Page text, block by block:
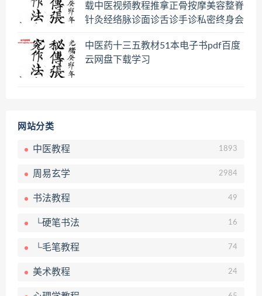
载中医视频教程推拿正骨按摩美容整脊
针灸经络脉诊面诊舌诊手诊私密终身会
中医药十三五教材51本电子书pdf百度
云网盘下载学习
网站分类
中医教程 1893
周易玄学 2984
书法教程 49
└硬笔书法 16
└毛笔教程 74
美术教程 24